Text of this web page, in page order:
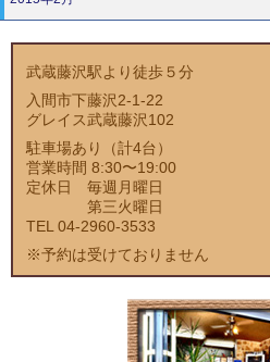
武蔵藤沢駅より徒歩５分
入間市下藤沢2-1-22
グレイス武蔵藤沢102
駐車場あり（計4台）
営業時間 8:30〜19:00
定休日 毎週月曜日
第三火曜日
TEL 04-2960-3533
※予約は受けておりません